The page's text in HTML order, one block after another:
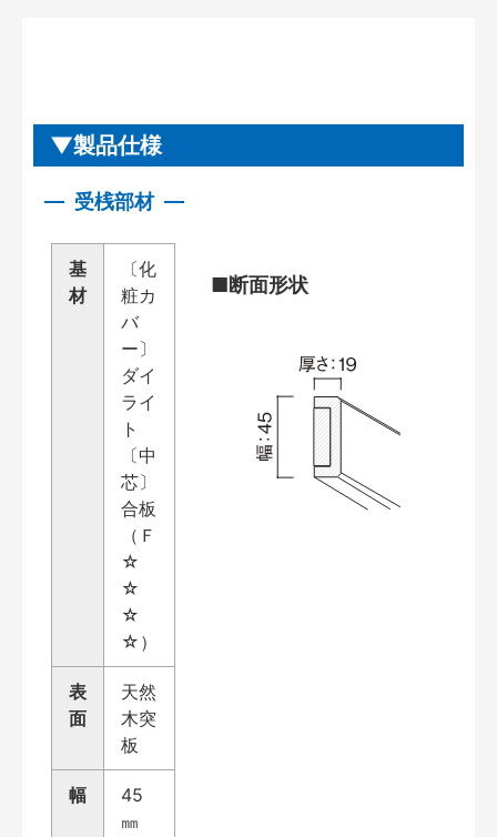
製品仕様
受桟部材
基
材
〔化
粧カ
バ
ー〕
ダイ
ライ
ト
〔中
芯〕
合板
（Ｆ
☆
☆
☆
☆）
表
面
天然
木突
板
幅
45
㎜
■断面形状